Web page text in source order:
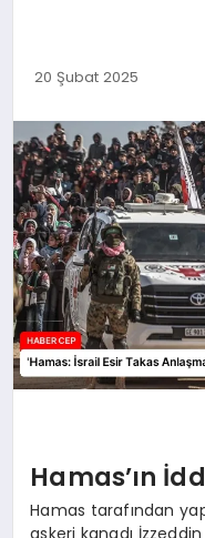
20 Şubat 2025
Hamas’ın
Hamas tarafından
askeri kanadı